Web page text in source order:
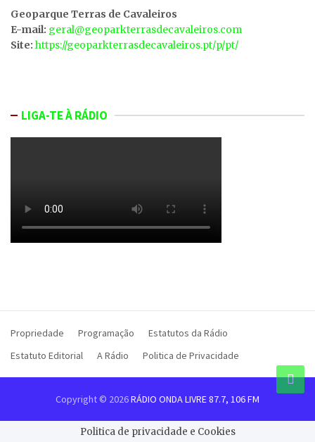
Geoparque Terras de Cavaleiros
E-mail: geral@geoparkterrasdecavaleiros.com
Site: https://geoparkterrasdecavaleiros.pt/p/pt/
LIGA-TE À RÁDIO
Propriedade Programação
Estatutos da Rádio
Estatuto Editorial
A Rádio Politica de Privacidade
Copyright © 2026RÁDIO ONDA LIVRE 87.7, 106 FM
Politica de privacidade e Cookies